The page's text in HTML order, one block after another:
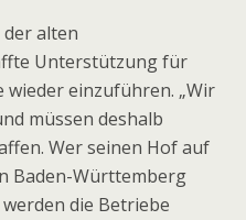
alten
Unterstützung für
einzuführen. „Wir
müssen deshalb
Wer seinen Hof auf
Baden-Württemberg
die Betriebe